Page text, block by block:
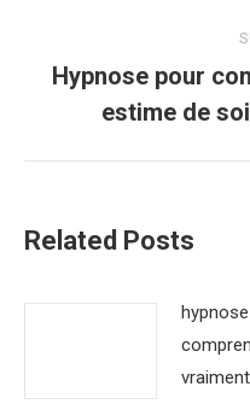
Hypnose pour
estime de
Related Posts